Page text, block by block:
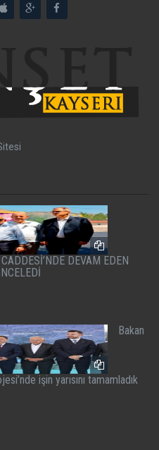
DEVAM EDEN
Bakan
işin yarısını tamamladık